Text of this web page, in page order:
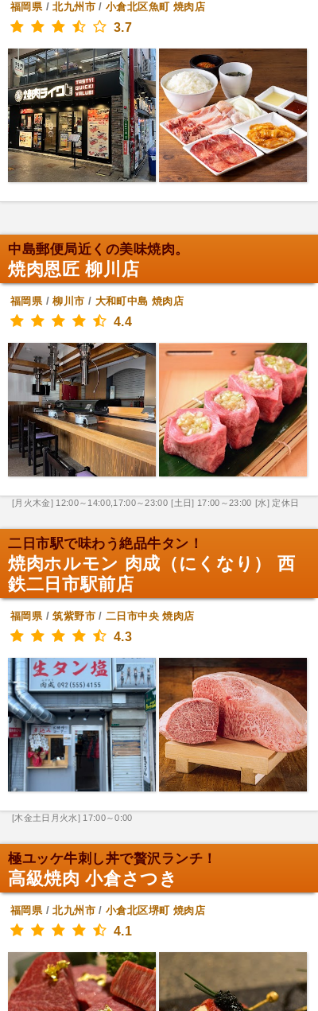
福岡県/北九州市/小倉北区魚町 焼肉店
3.7
中島郵便局近くの美味焼肉。
焼肉恩匠 柳川店
福岡県/柳川市 / 大和町中島 焼肉店
4.4
[月火木金] 12:00～14:00,17:00～23:00 [土日] 17:00～23:00 [水] 定休日
二日市駅で味わう絶品牛タン！
焼肉ホルモン 肉成（にくなり） 西
鉄二日市駅前店
福岡県/筑紫野市/二日市中央 焼肉店
4.3
[木金土日月火水] 17:00～0:00
極ユッケ牛刺し丼で贅沢ランチ！
高級焼肉 小倉さつき
福岡県/北九州市/小倉北区堺町 焼肉店
4.1